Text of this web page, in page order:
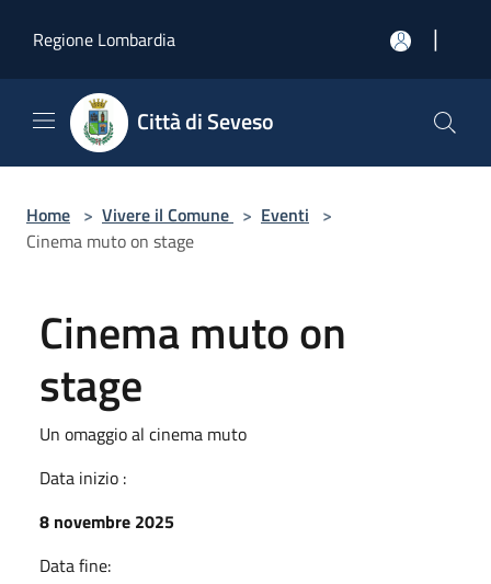
Regione Lombardia
|
Città di Seveso
Home > Vivere il Comune > Eventi >
Cinema muto on stage
Cinema muto on
stage
Un omaggio al cinema muto
Data inizio :
8 novembre 2025
Data fine: